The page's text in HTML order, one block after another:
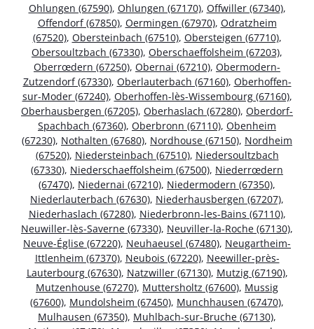
Ohlungen (67590), Ohlungen (67170), Offwiller (67340),
Offendorf (67850), Oermingen (67970), Odratzheim
(67520), Obersteinbach (67510), Obersteigen (67710),
Obersoultzbach (67330), Oberschaeffolsheim (67203),
Oberrœdern (67250), Obernai (67210), Obermodern-
Zutzendorf (67330), Oberlauterbach (67160), Oberhoffen-
sur-Moder (67240), Oberhoffen-lès-Wissembourg (67160),
Oberhausbergen (67205), Oberhaslach (67280), Oberdorf-
Spachbach (67360), Oberbronn (67110), Obenheim
(67230), Nothalten (67680), Nordhouse (67150), Nordheim
(67520), Niedersteinbach (67510), Niedersoultzbach
(67330), Niederschaeffolsheim (67500), Niederrœdern
(67470), Niedernai (67210), Niedermodern (67350),
Niederlauterbach (67630), Niederhausbergen (67207),
Niederhaslach (67280), Niederbronn-les-Bains (67110),
Neuwiller-lès-Saverne (67330), Neuviller-la-Roche (67130),
Neuve-Église (67220), Neuhaeusel (67480), Neugartheim-
Ittlenheim (67370), Neubois (67220), Neewiller-près-
Lauterbourg (67630), Natzwiller (67130), Mutzig (67190),
Mutzenhouse (67270), Muttersholtz (67600), Mussig
(67600), Mundolsheim (67450), Munchhausen (67470),
Mulhausen (67350), Muhlbach-sur-Bruche (67130),